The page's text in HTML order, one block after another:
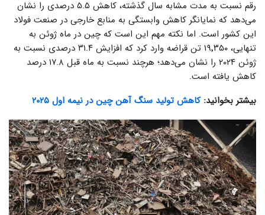
رقم نسبت به مدت مشابه سال گذشته، کاهش ۵.۵ درصدی را نشان
می‌دهد که نمایانگر کاهش وابستگی به منابع خارجی در صنعت فولاد
این کشور است. اما نکته مهم این است که چین در ماه ژوئن به
تنهایی، ۱۹٬۳۵۰ تن قراضه وارد کرد که افزایش ۳۱.۴ درصدی نسبت به
ژوئن ۲۰۲۴ را نشان می‌دهد؛ هرچند نسبت به ماه قبل ۱۷.۸ درصد
کاهش یافته است.
بیشتر بخوانید:کاهش تولید سنگ آهن چین در نیمه اول ۲۰۲۵